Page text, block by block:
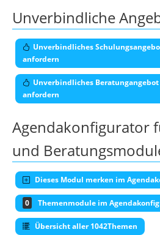
Unverbindliche
Unverbindliches
anfordern
Unverbindliches
anfordern
Agendakonfigurator
und
Dieses Modul merken im
0 Themenmodule im
Übersicht aller 1042Themen